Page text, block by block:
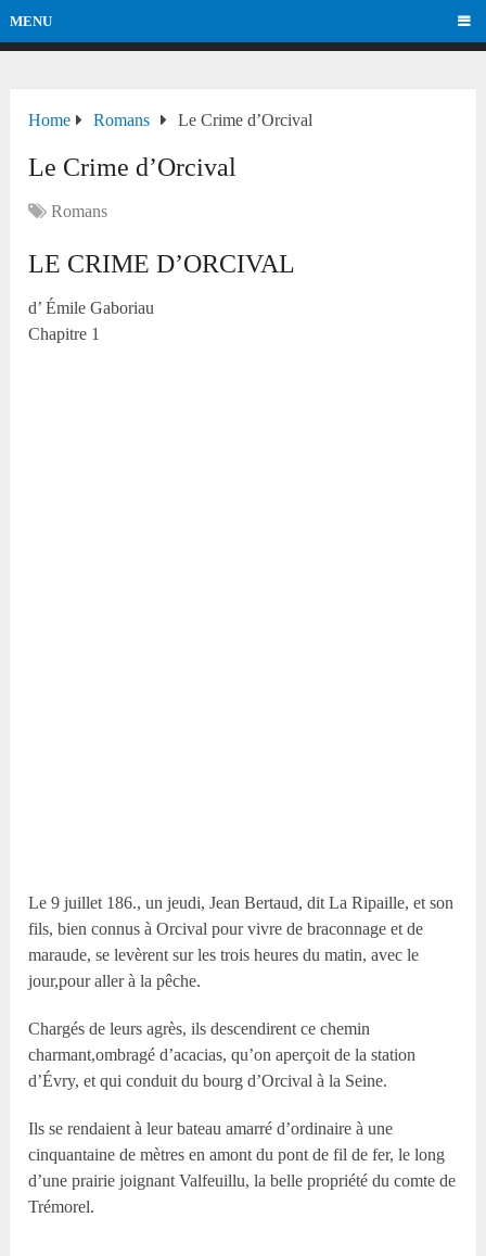
MENU
Home Romans Le Crime d’Orcival
Le Crime d’Orcival
Romans
LE CRIME D’ORCIVAL
d’ Émile Gaboriau
Chapitre 1
Le 9 juillet 186., un jeudi, Jean Bertaud, dit La Ripaille, et son
fils, bien connus à Orcival pour vivre de braconnage et de
maraude, se levèrent sur les trois heures du matin, avec le
jour,pour aller à la pêche.
Chargés de leurs agrès, ils descendirent ce chemin
charmant,ombragé d’acacias, qu’on aperçoit de la station
d’Évry, et qui conduit du bourg d’Orcival à la Seine.
Ils se rendaient à leur bateau amarré d’ordinaire à une
cinquantaine de mètres en amont du pont de fil de fer, le long
d’une prairie joignant Valfeuillu, la belle propriété du comte de
Trémorel.